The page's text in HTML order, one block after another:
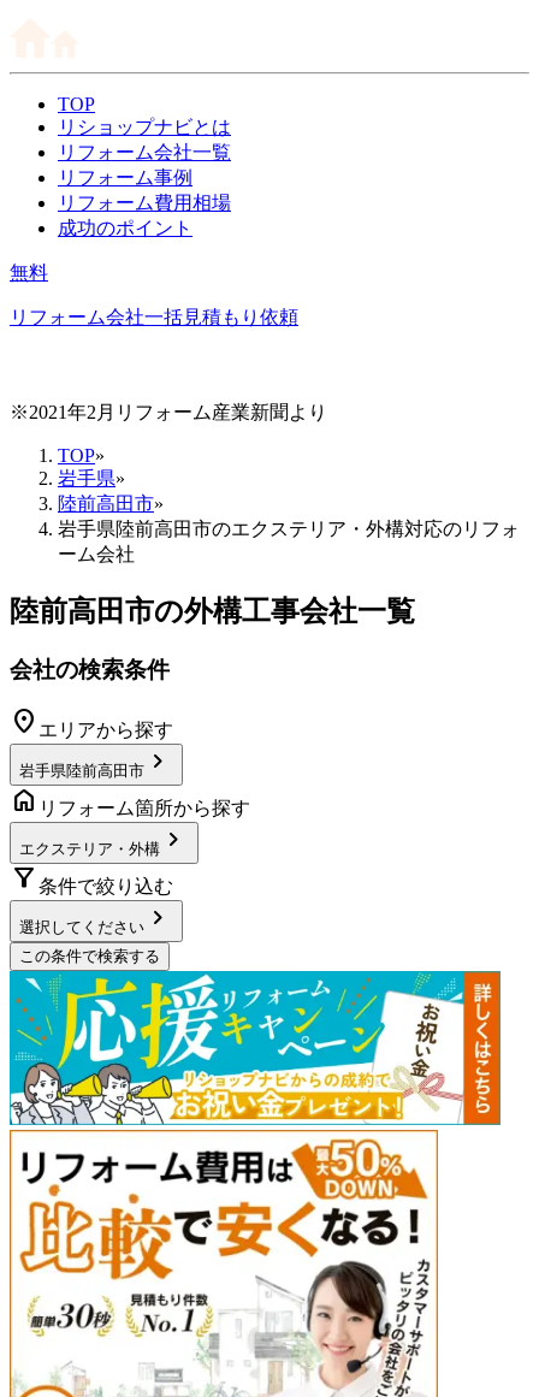
TOP
リショップナビとは
リフォーム会社一覧
リフォーム事例
リフォーム費用相場
成功のポイント
無料
リフォーム会社一括見積もり依頼
※2021年2月リフォーム産業新聞より
TOP»
岩手県»
陸前高田市»
岩手県陸前高田市のエクステリア・外構対応のリフォ
ーム会社
陸前高田市の外構工事会社一覧
会社の検索条件
location_on エリアから探す
岩手県陸前高田市 chevron_right
home リフォーム箇所から探す
エクステリア・外構 chevron_right
filter_alt 条件で絞り込む
選択してください chevron_right
この条件で検索する